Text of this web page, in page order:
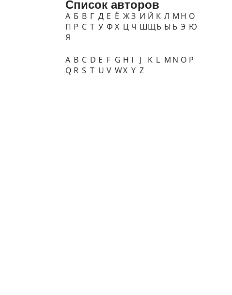
Список авторов
А Б В Г Д Е Ё ЖЗ И Й К Л М Н О
П Р С Т У Ф Х Ц Ч ШЩЪ Ы Ь Э Ю
Я
A B C D E F G H I J K L M N O P
Q R S T U V WX Y Z